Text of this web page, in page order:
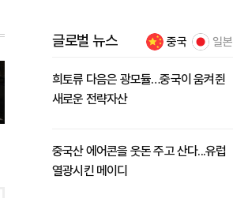
글로벌 뉴스 중국 일본
희토류 다음은 광모듈…중국이 움켜쥔
새로운 전략자산
중국산 에어콘을 웃돈 주고 산다...유럽
열광시킨 메이디